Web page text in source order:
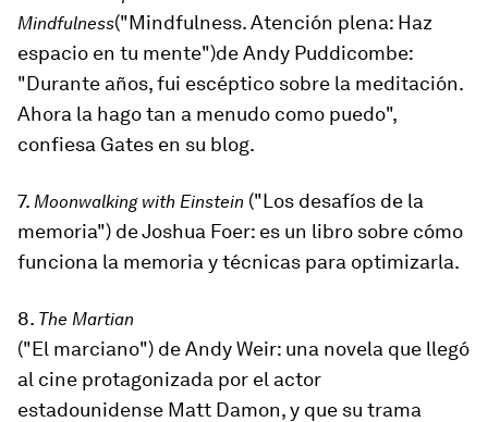
Mindfulness("Mindfulness. Atención plena: Haz
espacio en tu mente")de Andy Puddicombe:
"Durante años, fui escéptico sobre la meditación.
Ahora la hago tan a menudo como puedo",
confiesa Gates en su blog.
7. Moonwalking with Einstein ("Los desafíos de la
memoria") de Joshua Foer: es un libro sobre cómo
funciona la memoria y técnicas para optimizarla.
8. The Martian
("El marciano") de Andy Weir: una novela que llegó
al cine protagonizada por el actor
estadounidense Matt Damon, y que su trama